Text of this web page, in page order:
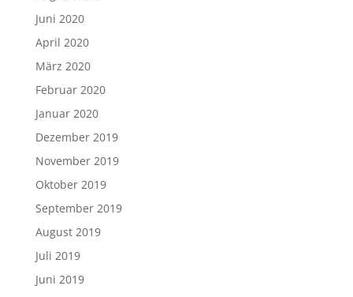
Oktober 2019
September 2019
August 2019
Juli 2019
Juni 2019
Mai 2019
April 2019
März 2019
Februar 2019
Januar 2019
Dezember 2018
November 2018